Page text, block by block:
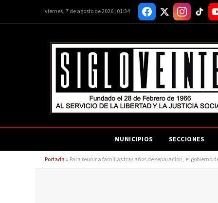
viernes, 7 de agosto de 2026 | 01:34
MUNICIPIOS SECCIONES
Portada » Para reunir a familias tras años de separación, el gobierno